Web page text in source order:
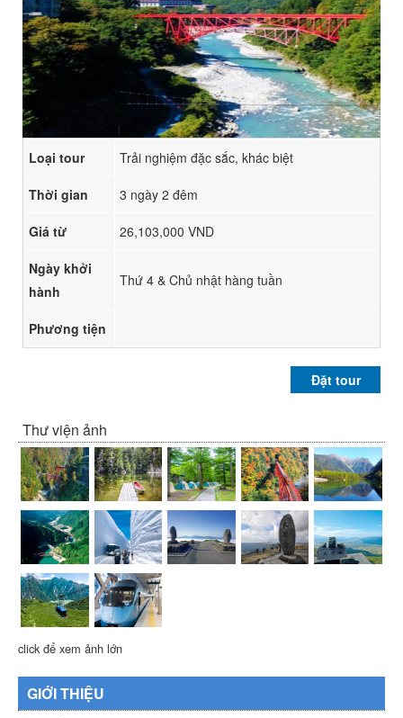
Loại tour Trải nghiệm đặc sắc, khác biệt
Thời gian 3 ngày 2 đêm
Giá từ 26,103,000 VND
Ngày khởi
hành
Thứ 4 & Chủ nhật hàng tuần
Phương tiện
Đặt tour
Thư viện ảnh
click để xem ảnh lớn
GIỚI THIỆU